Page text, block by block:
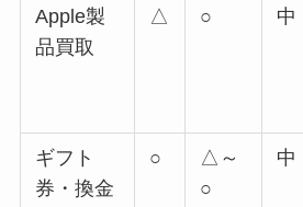
Apple製
品買取
△ ○ 中
ギフト
券・換金
○
△～
○
中